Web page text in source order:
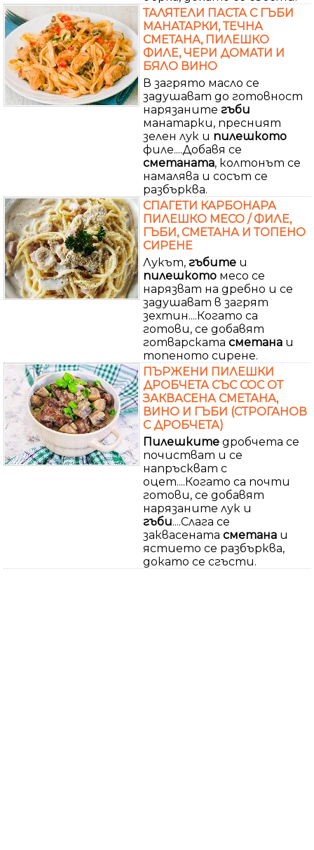
ТАЛЯТЕЛИ ПАСТА С ГЪБИ
МАНАТАРКИ, ТЕЧНА
СМЕТАНА, ПИЛЕШКО
ФИЛЕ, ЧЕРИ ДОМАТИ И
БЯЛО ВИНО
В загрято масло се
задушават до готовност
нарязаните гъби
манатарки, пресният
зелен лук и пилешкото
филе....Добавя се
сметаната, колтонът се
намалява и сосът се
разбърква.
СПАГЕТИ КАРБОНАРА
ПИЛЕШКО МЕСО / ФИЛЕ,
ГЪБИ, СМЕТАНА И ТОПЕНО
СИРЕНЕ
Лукът, гъбите и
пилешкото месо се
нарязват на дребно и се
задушават в загрят
зехтин....Когато са
готови, се добавят
готварската сметана и
топеното сирене.
ПЪРЖЕНИ ПИЛЕШКИ
ДРОБЧЕТА СЪС СОС ОТ
ЗАКВАСЕНА СМЕТАНА,
ВИНО И ГЪБИ (СТРОГАНОВ
С ДРОБЧЕТА)
Пилешките дробчета се
почистват и се
напръскват с
оцет....Когато са почти
готови, се добавят
нарязаните лук и
гъби....Слага се
заквасената сметана и
ястието се разбърква,
докато се сгъсти.